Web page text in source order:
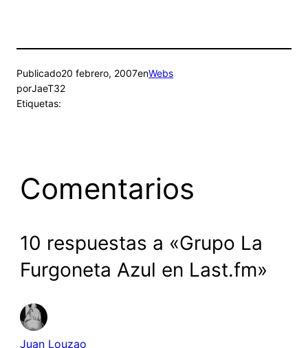
Publicado20 febrero, 2007enWebs
porJaeT32
Etiquetas:
Comentarios
10 respuestas a «Grupo La
Furgoneta Azul en Last.fm»
Juan Louzao